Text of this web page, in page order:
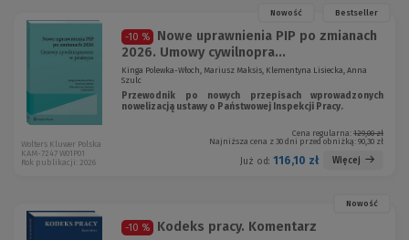
Nowość Bestseller
-10 %
Nowe uprawnienia PIP po zmianach
2026. Umowy cywilnopra...
Kinga Polewka-Włoch, Mariusz Maksis, Klementyna Lisiecka, Anna
Szulc
Przewodnik po nowych przepisach wprowadzonych
nowelizacją ustawy o Państwowej Inspekcji Pracy.
Cena regularna: 129,00 zł
Najniższa cena z 30 dni przed obniżką: 90,30 zł
Już od: 116,10 zł Więcej
Wolters Kluwer Polska
KAM-7247 W01P01
Rok publikacji: 2026
Nowość
-10 % Kodeks pracy. Komentarz